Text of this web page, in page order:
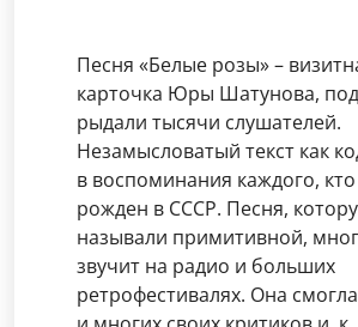
Песня «Белые розы» –
карточка Юры Шатунова,
рыдали тысячи слушателей.
Незамысловатый текст как
в воспоминания каждого,
рожден в СССР. Песня,
называли примитивной,
звучит на радио и больших
ретрофестивалях. Она